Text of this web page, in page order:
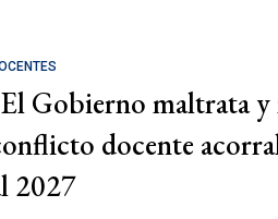
Gobierno maltrata y
docente
2027